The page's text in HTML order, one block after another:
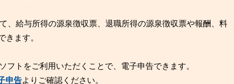
、給与所得の源泉徴収票、退職所得の源泉徴収票や報酬、料
きます。
トをご利用いただくことで、電子申告できます。
申告よりご確認ください。